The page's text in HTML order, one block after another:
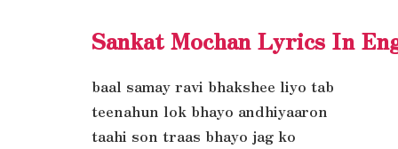
Sankat Mochan Lyrics In
baal samay ravi bhakshee liyo tab
teenahun lok bhayo andhiyaaron
taahi son traas bhayo jag ko